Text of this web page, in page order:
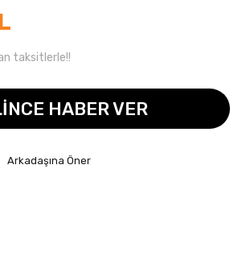
taksitlerle!!
HABER VER
Arkadaşına Öner